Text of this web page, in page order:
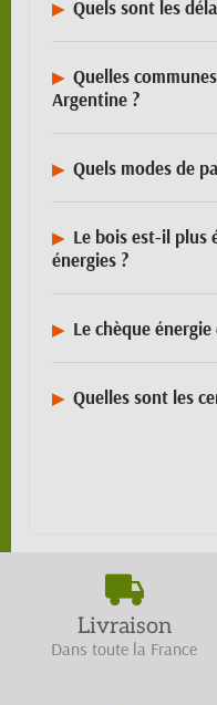
Quels sont les
Quelles
Argentine ?
Quels modes de
Le bois est-il plus
énergies ?
Le chèque
Quelles sont les
Livraison
Dans toute la France